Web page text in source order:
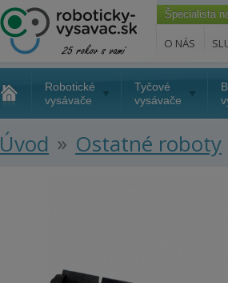
Špecialista
O NÁS
Robotické
vysávače
Tyčové
vysávače
Úvod » Ostatné roboty